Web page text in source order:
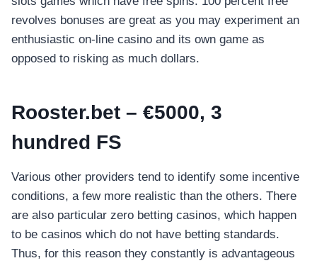
revolves bonuses are great as you may experiment an
enthusiastic on-line casino and its own game as
opposed to risking as much dollars.
Rooster.bet – €5000, 3
hundred FS
Various other providers tend to identify some incentive
conditions, a few more realistic than the others. There
are also particular zero betting casinos, which happen
to be casinos which do not have betting standards.
Thus, for this reason they constantly is advantageous